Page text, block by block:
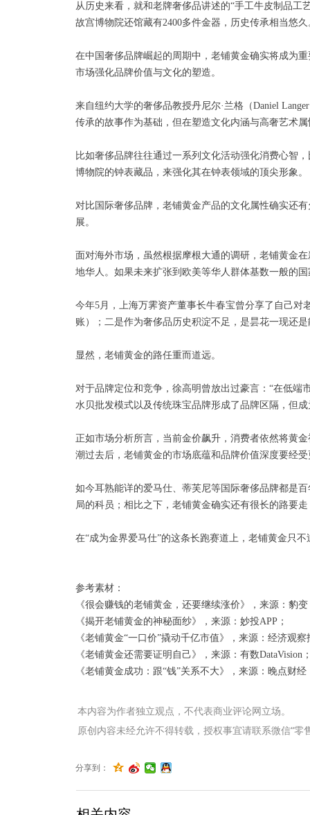
从历史来看，就和老牌奢侈品讲述的“手工牛皮制品
故宫博物院还馆藏有2400多件金器，历史传承相当悠久
在中国奢侈品牌崛起的周期中，老铺黄金确实将成为
市场强化品牌价值与文化的塑造。
来自纽约大学的奢侈品教授丹尼尔·兰格（Daniel
传承的故事作为基础，但在塑造文化内涵与高奢艺术
比如奢侈品牌往往通过一系列文化活动强化消费心智
博物院的钟表藏品，来强化其在钟表领域的顶尖形象。
对比国际奢侈品牌，老铺黄金产品的文化属性确实还
展。
面对海外市场，虽然根据摩根大通的调研，老铺黄金
地华人。如果未来扩张到欧美等华人群体基数一般的
今年5月，上海万霁资产董事长牛春宝曾分享了自己
账）；二是作为奢侈品历史积淀不足，是昙花一现还
显然，老铺黄金的路任重而道远。
对于品牌定位和竞争，徐高明曾放出过豪言：“在低端
水贝批发模式以及传统珠宝品牌形成了品牌区隔，但
正如市场分析所言，当前金价飙升，消费者依然将黄
潮过去后，老铺黄金的市场底蕴和品牌价值深度要经
如今耳熟能详的爱马仕、蒂芙尼等国际奢侈品牌都是
局的科员；相比之下，老铺黄金确实还有很长的路要
在“成为金界爱马仕”的这条长跑赛道上，老铺黄金只
参考素材：
《很会赚钱的老铺黄金，还要继续涨价》，来源：豹变
《揭开老铺黄金的神秘面纱》，来源：妙投APP；
《老铺黄金“一口价”撬动千亿市值》，来源：经济观察
《老铺黄金还需要证明自己》，来源：有数DataVision
《老铺黄金成功：跟“钱”关系不大》，来源：晚点财经
分享到：
本内容为作者独立观点，不代表商业评论网立场。
原创内容未经允许不得转载，授权事宜请联系微信“